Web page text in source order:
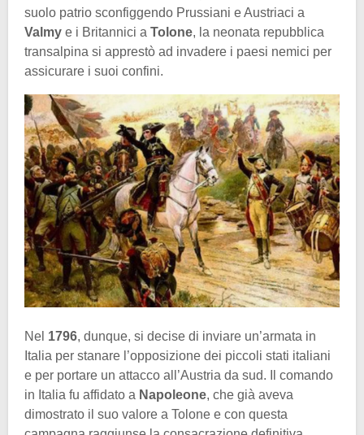
suolo patrio sconfiggendo Prussiani e Austriaci a
Valmy e i Britannici a Tolone, la neonata repubblica
transalpina si apprestò ad invadere i paesi nemici per
assicurare i suoi confini.
Nel 1796, dunque, si decise di inviare un’armata in
Italia per stanare l’opposizione dei piccoli stati italiani
e per portare un attacco all’Austria da sud. Il comando
in Italia fu affidato a Napoleone, che già aveva
dimostrato il suo valore a Tolone e con questa